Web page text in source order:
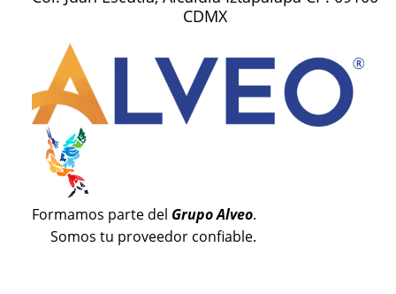
CDMX
Formamos parte del Grupo Alveo.
Somos tu proveedor confiable.